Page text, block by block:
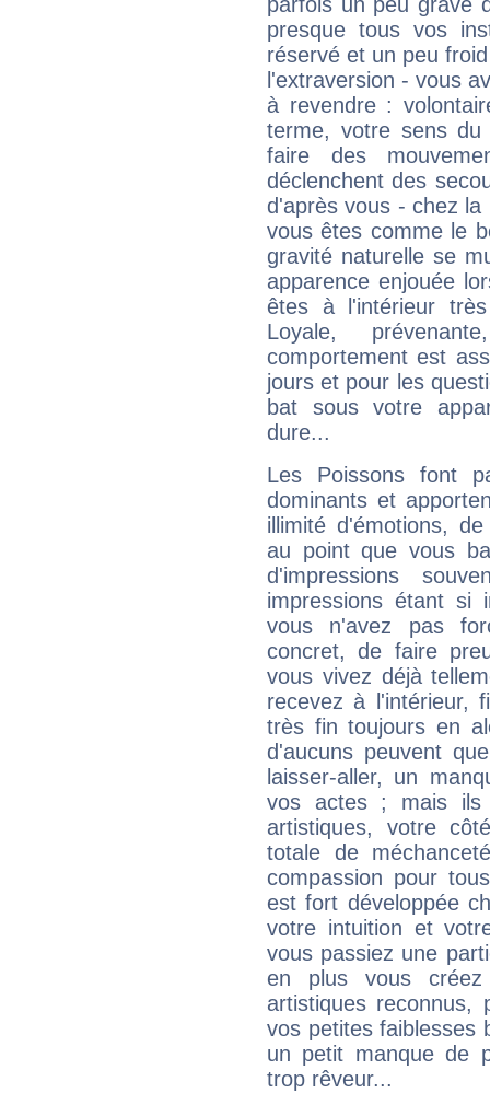
presque tous vos
réservé et un peu
l'extraversion - vous
à revendre :
terme, votre sens
faire des
déclenchent des
d'après vous - chez
vous êtes comme le
gravité naturelle se
apparence enjouée
êtes à l'intérieur
Loyale,
comportement est
jours et pour les
bat sous votre
dure...
Les Poissons font
dominants et
illimité d'émotions,
au point que vous
d'impressions
impressions étant si
vous n'avez pas
concret, de faire
vous vivez déjà
recevez à l'intérieur,
très fin toujours en
d'aucuns peuvent
laisser-aller, un
vos actes ; mais ils
artistiques, votre
totale de
compassion pour
est fort développée
votre intuition et
vous passiez une
en plus vous
artistiques reconnus,
vos petites faiblesses
un petit manque de
trop rêveur...